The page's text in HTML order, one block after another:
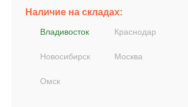
Наличие на складах:
Владивосток Краснодар
Новосибирск Москва
Омск